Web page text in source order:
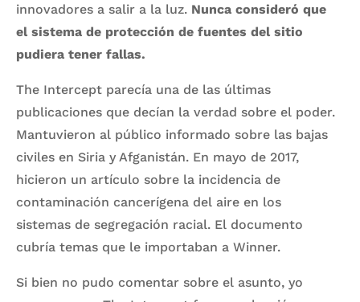
innovadores a salir a la luz. Nunca consideró que
el sistema de protección de fuentes del sitio
pudiera tener fallas.
The Intercept parecía una de las últimas
publicaciones que decían la verdad sobre el poder.
Mantuvieron al público informado sobre las bajas
civiles en Siria y Afganistán. En mayo de 2017,
hicieron un artículo sobre la incidencia de
contaminación cancerígena del aire en los
sistemas de segregación racial. El documento
cubría temas que le importaban a Winner.
Si bien no pudo comentar sobre el asunto, yo